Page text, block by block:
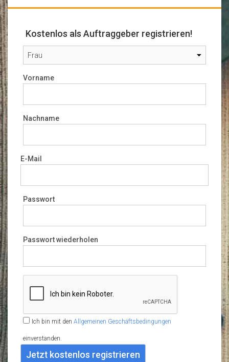
Kostenlos als Auftraggeber registrieren!
Vorname
Nachname
E-Mail
Passwort
Passwort wiederholen
Ich bin mit den Allgemeinen Geschäftsbedingungen
einverstanden.